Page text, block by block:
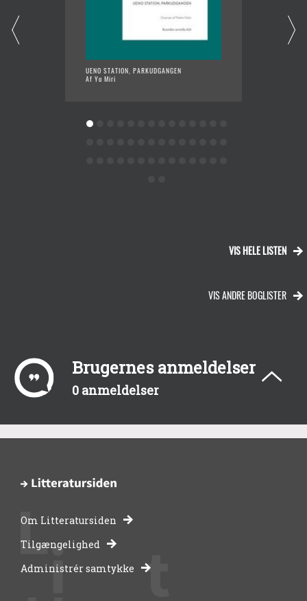
UENO STATION, PARKUDGANGEN
Af Yu Miri
VIS HELE LISTEN
VIS ANDRE BOGLISTER
Brugernes anmeldelser
0 anmeldelser
-
bibliotekernes
Om Litteratursiden
Tilgængelighed
Administrér samtykke